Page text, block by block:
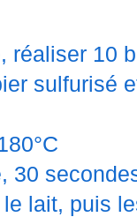
réaliser 10
sulfurisé
30
lait, puis